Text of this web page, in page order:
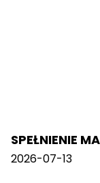
SPEŁNIENIE
2026-07-13